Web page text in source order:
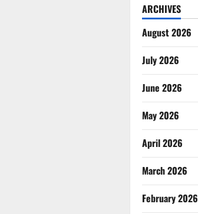
ARCHIVES
August 2026
July 2026
June 2026
May 2026
April 2026
March 2026
February 2026